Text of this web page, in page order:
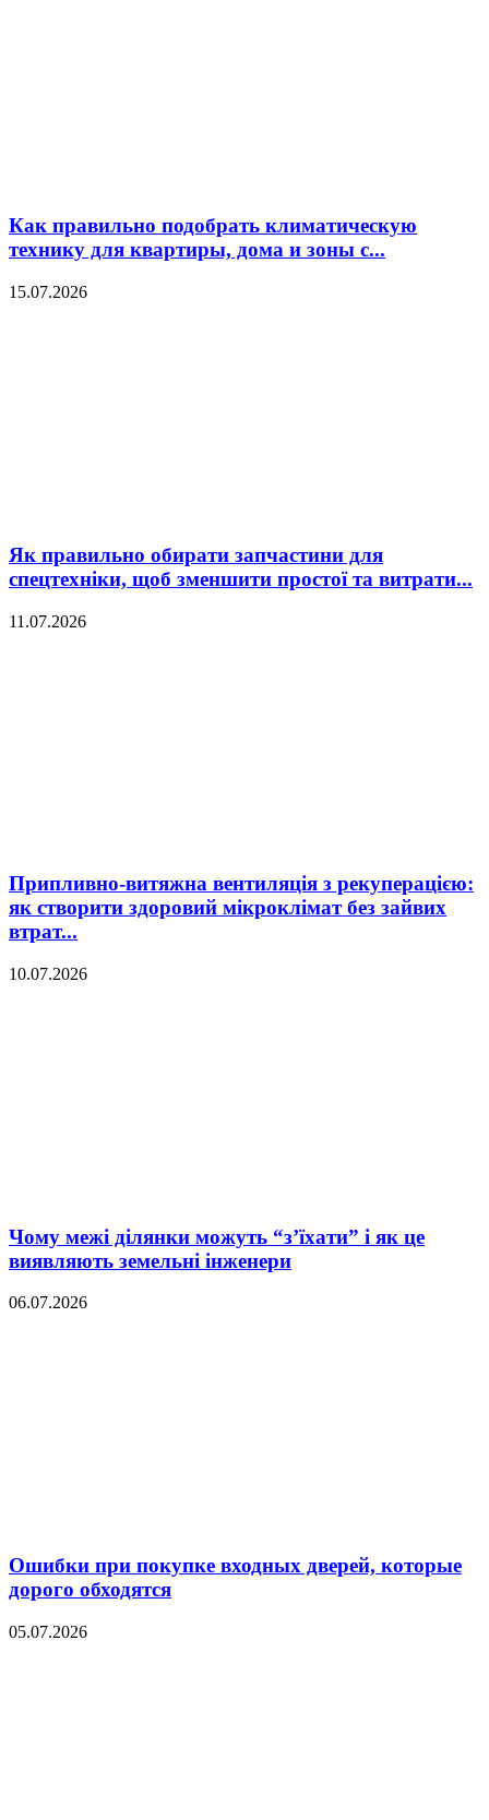
Как правильно подобрать климатическую
технику для квартиры, дома и зоны с...
15.07.2026
Як правильно обирати запчастини для
спецтехніки, щоб зменшити простої та витрати...
11.07.2026
Припливно-витяжна вентиляція з рекуперацією:
як створити здоровий мікроклімат без зайвих
втрат...
10.07.2026
Чому межі ділянки можуть “з’їхати” і як це
виявляють земельні інженери
06.07.2026
Ошибки при покупке входных дверей, которые
дорого обходятся
05.07.2026